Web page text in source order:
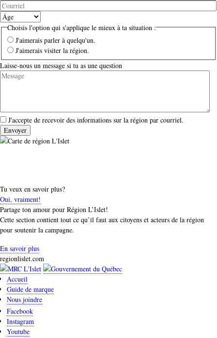
Courriel
Âge
Choisis l'option qui s'applique le mieux à ta situation :
J'aimerais parler à quelqu'un.
J'aimerais visiter la région.
Laisse-nous un message si tu as une question
J'accepte de recevoir des informations sur la région par courriel.
Tu veux en savoir plus?
Oui, vraiment!
Partage ton amour pour Région L’Islet!
Cette section contient tout ce qu’il faut aux citoyens et acteurs de la région
pour soutenir la campagne.
En savoir plus
regionlislet.com
Accueil
Guide de marque
Nous joindre
Facebook
Instagram
Youtube